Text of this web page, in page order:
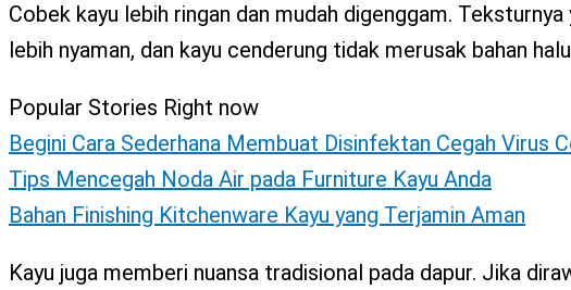
Cobek kayu lebih ringan dan mudah digenggam.
lebih nyaman, dan kayu cenderung tidak merusak bahan
Popular Stories Right now
Begini Cara Sederhana Membuat Disinfektan Cegah Virus
Tips Mencegah Noda Air pada Furniture Kayu Anda
Bahan Finishing Kitchenware Kayu yang Terjamin Aman
Kayu juga memberi nuansa tradisional pada dapur. Jika